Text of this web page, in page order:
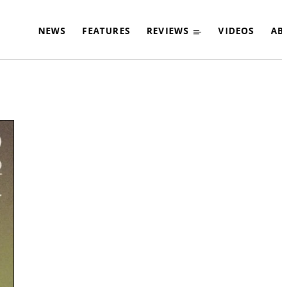
NEWS FEATURES REVIEWS VIDEOS